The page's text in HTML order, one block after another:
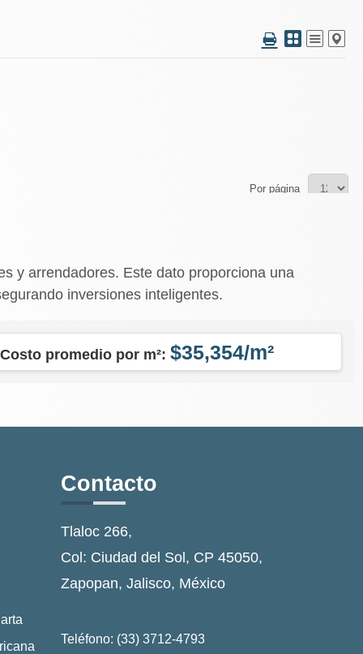
Por página
y arrendadores. Este dato proporciona una
inversiones inteligentes.
Costo promedio por m²: $35,354/m²
Contacto
Tlaloc 266,
Col: Ciudad del Sol, CP 45050,
Zapopan, Jalisco, México
Teléfono: (33) 3712-4793